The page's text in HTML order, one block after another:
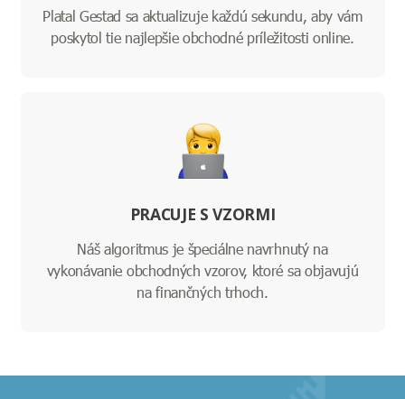
Platal Gestad sa aktualizuje každú sekundu, aby vám
poskytol tie najlepšie obchodné príležitosti online.
PRACUJE S VZORMI
Náš algoritmus je špeciálne navrhnutý na
vykonávanie obchodných vzorov, ktoré sa objavujú
na finančných trhoch.